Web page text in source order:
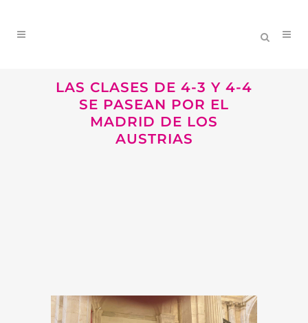
LAS CLASES DE 4-3 Y 4-4
SE PASEAN POR EL
MADRID DE LOS
AUSTRIAS